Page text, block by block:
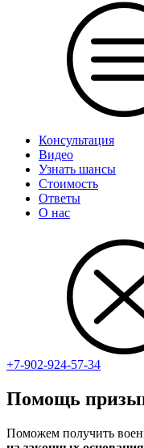
Консультация
Видео
Узнать шансы
Стоимость
Ответы
О нас
+7-902-924-57-34
Помощь
Поможем получить